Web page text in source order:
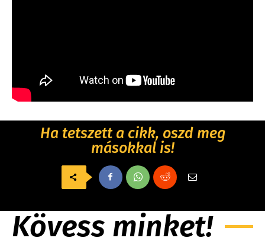
Ha tetszett a cikk, oszd meg
másokkal is!
Kövess minket!